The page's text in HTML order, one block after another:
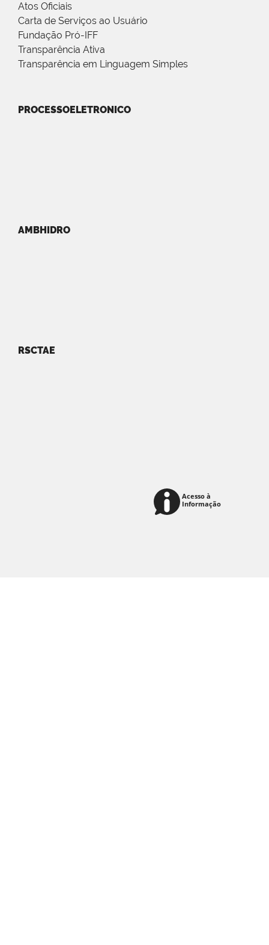
Atos Oficiais
Carta de Serviços ao Usuário
Fundação Pró-IFF
Transparência Ativa
Transparência em Linguagem Simples
PROCESSOELETRONICO
AMBHIDRO
RSCTAE